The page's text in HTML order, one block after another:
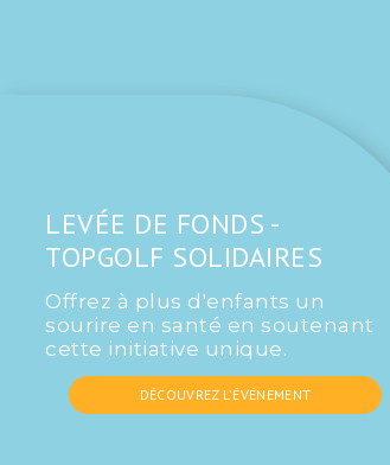
LEVÉE DE FONDS -
TOPGOLF SOLIDAIRES
Offrez à plus d'enfants un
sourire en santé en soutenant
cette initiative unique.
DÉCOUVREZ L'ÉVÉNEMENT